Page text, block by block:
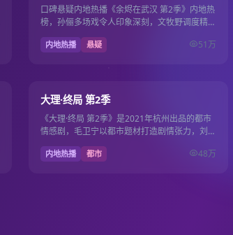
口碑悬疑内地热播《余烬在武汉 第2季》内地热
榜，孙俪多场戏令人印象深刻，文牧野调度精
准，2012年2月21日上线国产电影电视剧免
费。
内地热播 悬疑 51万
8.3
大理·终局 第2季
《大理·终局 第2季》是2021年杭州出品的都市
情感剧，毛卫宁以都市题材打造剧情张力，刘昊
然、王一博演技出彩，2021年11月9日完整收
录国产电…
内地热播 都市 48万